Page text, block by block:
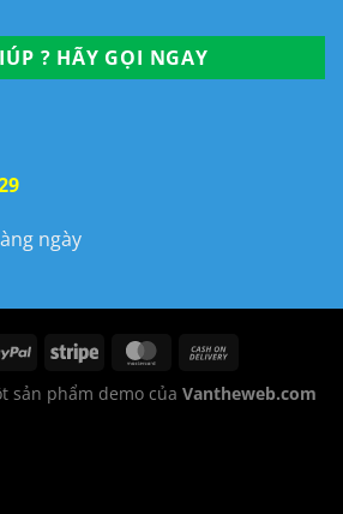
? HÃY GỌI NGAY
ngày
sản phẩm demo của Vantheweb.com